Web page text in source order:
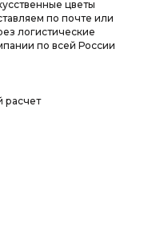
цветы
по почте или
логистические
по всей России
расчет